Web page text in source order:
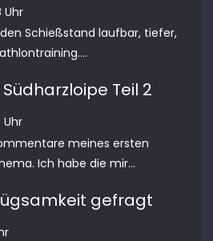
Uhr
den Schießstand laufbar, tiefer,
Teil 2
Uhr
meines ersten
Ich habe die mir...
gefragt